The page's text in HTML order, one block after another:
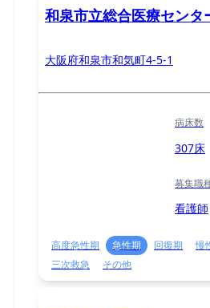
和泉市立総合医療センタ
大阪府和泉市和気町4-5-1
病床数
307床
募集職
看護師
高度急性期 急性期 回復期 慢
三次救急
その他